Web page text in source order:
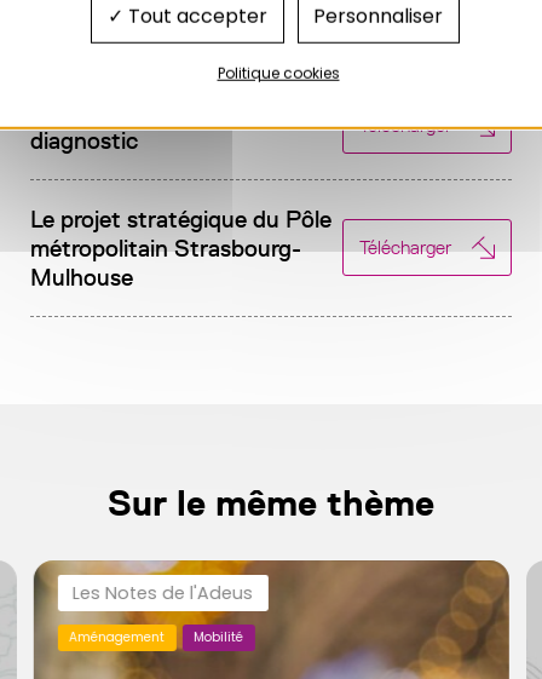
Portrait de territoire Télécharger
diagnostic
Télécharger
Le projet stratégique du Pôle
métropolitain Strasbourg-
Mulhouse
Télécharger
Sur le même thème
Les Notes de l'Adeus
Aménagement Mobilité
Tout accepter
Personnaliser
Politique cookies